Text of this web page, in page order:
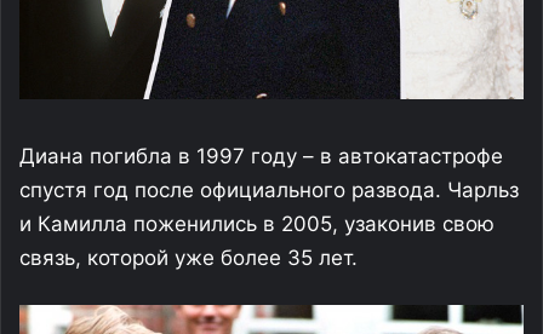
Диана погибла в 1997 году – в автокатастрофе
спустя год после официального развода. Чарльз
и Камилла поженились в 2005, узаконив свою
связь, которой уже более 35 лет.